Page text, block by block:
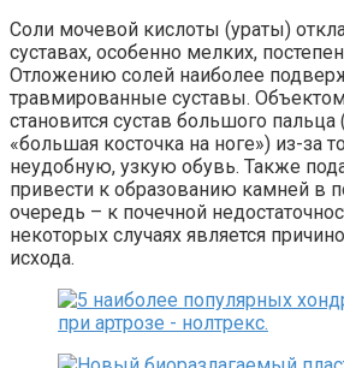
Соли мочевой кислоты (ураты)
суставах, особенно мелких,
Отложению солей наиболее
травмированные суставы.
становится сустав большого
«большая косточка на ноге») из-за
неудобную, узкую обувь. Также
привести к образованию камней в
очередь – к почечной
некоторых случаях является
исхода.